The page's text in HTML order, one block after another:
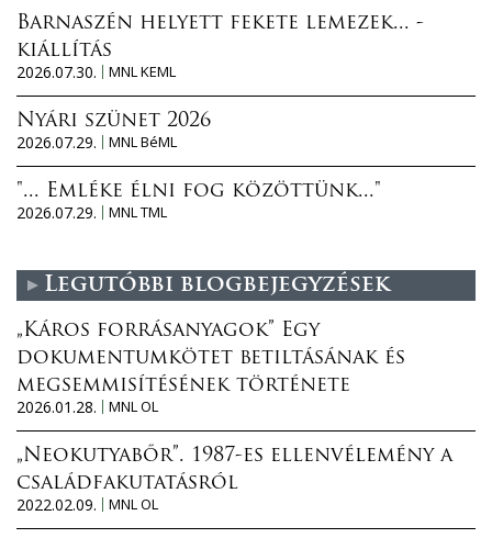
Barnaszén helyett fekete lemezek... -
kiállítás
2026.07.30.
MNL KEML
Nyári szünet 2026
2026.07.29.
MNL BéML
"... Emléke élni fog közöttünk..."
2026.07.29.
MNL TML
Legutóbbi blogbejegyzések
„Káros forrásanyagok” Egy
dokumentumkötet betiltásának és
megsemmisítésének története
2026.01.28.
MNL OL
„Neokutyabőr”. 1987-es ellenvélemény a
családfakutatásról
2022.02.09.
MNL OL